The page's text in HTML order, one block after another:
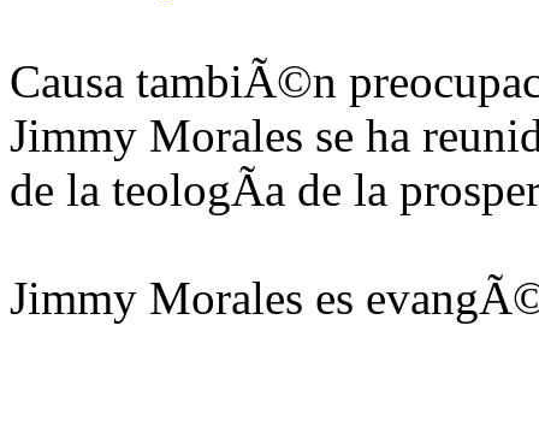
Causa tambiÃ©n
Jimmy Morales se ha
de la teologÃ­a de la
Jimmy Morales es